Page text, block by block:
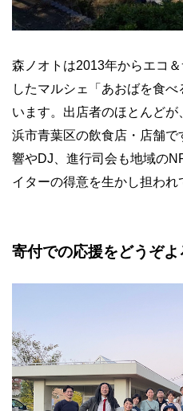
森ノオトは2013年からエコ
したマルシェ「あおばを食
います。出店者のほとんど
浜市青葉区の飲食店・店舗
響やDJ、進行司会も地域の
イターの得意を生かし担われ
寄付での応援をどうぞよ